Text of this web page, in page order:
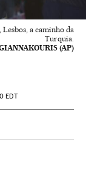
a caminho da
Turquia.
(AP)
EDT